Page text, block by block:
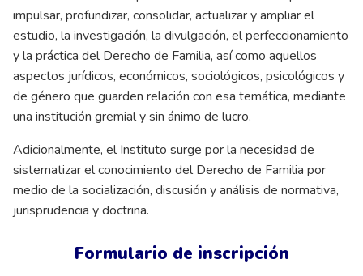
Formulario de inscripción
impulsar, profundizar, consolidar, actualizar y ampliar el
estudio, la investigación, la divulgación, el perfeccionamiento
y la práctica del Derecho de Familia, así como aquellos
aspectos jurídicos, económicos, sociológicos, psicológicos y
de género que guarden relación con esa temática, mediante
una institución gremial y sin ánimo de lucro.
Adicionalmente, el Instituto surge por la necesidad de
sistematizar el conocimiento del Derecho de Familia por
medio de la socialización, discusión y análisis de normativa,
jurisprudencia y doctrina.